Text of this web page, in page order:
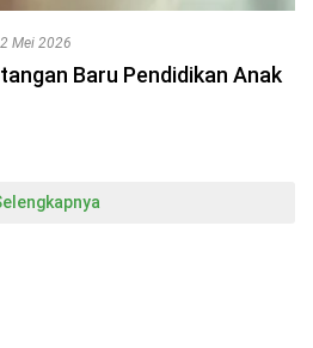
Mei 2026
Baru Pendidikan Anak